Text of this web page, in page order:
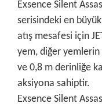
Exsence Silent
serisindeki en
atış mesafesi için
yem, diğer yemlerin
ve 0,8 m derinliğe
aksiyona sahiptir.
Exsence Silent